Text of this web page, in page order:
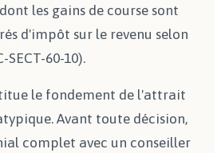
les gains de course sont
d'impôt sur le revenu selon
SECT-60-10).
le fondement de l'attrait
Avant toute décision,
complet avec un conseiller